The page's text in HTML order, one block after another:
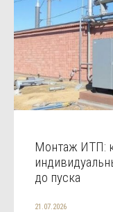
Монтаж ИТП:
до пуска
21.07.2026